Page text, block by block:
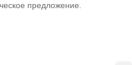
предложение.